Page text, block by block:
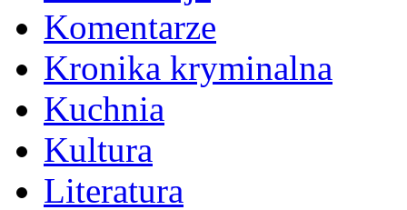
Komentarze
Kronika kryminalna
Kuchnia
Kultura
Literatura